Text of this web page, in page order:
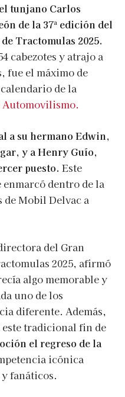
el tunjano Carlos
de la 37ª edición del
Tractomulas 2025.
cabezotes y atrajo a
fue el máximo de
de la
Automovilismo.
a su hermano Edwin,
y a Henry Guío,
puesto. Este
dentro de la
de Mobil Delvac a
del Gran
2025, afirmó
algo memorable y
uno de los
diferente. Además,
este tradicional fin de
el regreso de la
icónica
fanáticos.